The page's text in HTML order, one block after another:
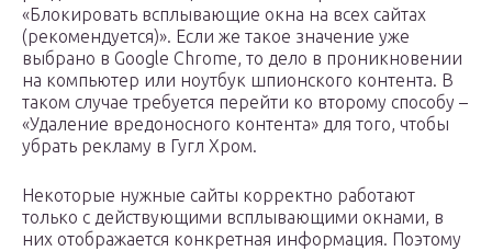
«Блокировать всплывающие окна на всех сайтах
(рекомендуется)». Если же такое значение уже
выбрано в Google Chrome, то дело в проникновении
на компьютер или ноутбук шпионского контента. В
таком случае требуется перейти ко второму способу –
«Удаление вредоносного контента» для того, чтобы
убрать рекламу в Гугл Хром.
Некоторые нужные сайты корректно работают
только с действующими всплывающими окнами, в
них отображается конкретная информация. Поэтому